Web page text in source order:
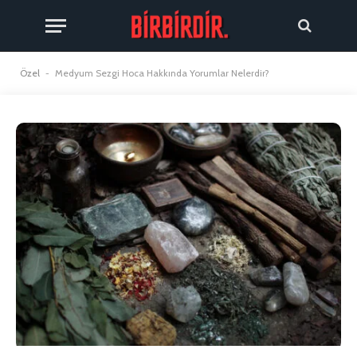
Özel - Medyum Sezgi Hoca Hakkında Yorumlar Nelerdir?